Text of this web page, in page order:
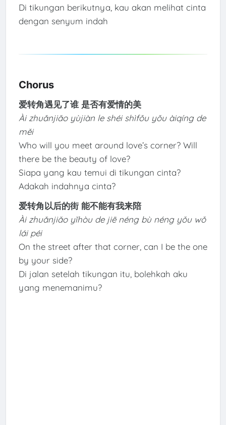
Di tikungan berikutnya, kau akan melihat cinta
dengan senyum indah
Chorus
爱转角遇见了谁 是否有爱情的美
Ài zhuǎnjiǎo yùjiàn le shéi shìfǒu yǒu àiqíng de
měi
Who will you meet around love’s corner? Will
there be the beauty of love?
Siapa yang kau temui di tikungan cinta?
Adakah indahnya cinta?
爱转角以后的街 能不能有我来陪
Ài zhuǎnjiǎo yǐhòu de jiē néng bù néng yǒu wǒ
lái péi
On the street after that corner, can I be the one
by your side?
Di jalan setelah tikungan itu, bolehkah aku
yang menemanimu?